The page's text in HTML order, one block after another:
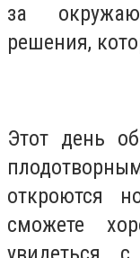
за
решения,
Этот день
откроются
сможете